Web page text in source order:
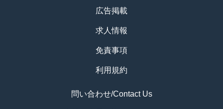
広告掲載
求人情報
免責事項
利用規約
問い合わせ/Contact Us